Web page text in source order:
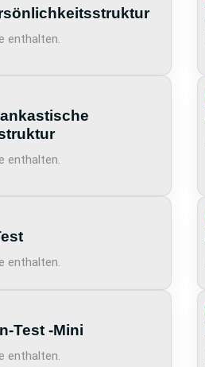
enthalten.
enthalten.
enthalten.
Test -Mini
enthalten.